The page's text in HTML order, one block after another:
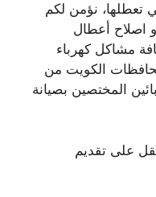
تعطلها، نؤمن لكم
اصلاح أعطال
مشاكل كهرباء
الكويت من
المختصين بصيانة
على تقديم